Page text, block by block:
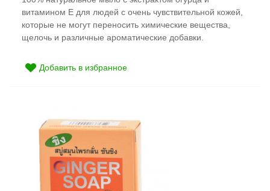
витамином Е для людей с очень чувствительной кожей,
которые не могут переносить химические вещества,
щелочь и различные ароматические добавки.
Добавить в избранное